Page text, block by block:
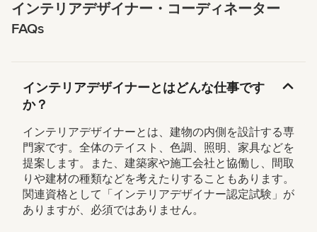
インテリアデザイナー・コーディネーター
FAQs
インテリアデザイナーとはどんな仕事です
か？
インテリアデザイナーとは、建物の内側を設計する専
門家です。全体のテイスト、色調、照明、家具などを
提案します。また、建築家や施工会社と協働し、間取
りや建材の種類などを考えたりすることもあります。
関連資格として「インテリアデザイナー認定試験」が
ありますが、必須ではありません。